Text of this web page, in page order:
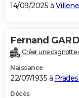
14/09/2025 à
Fernand
Créer une cagnotte
Naissance
22/07/1935 à
Décès